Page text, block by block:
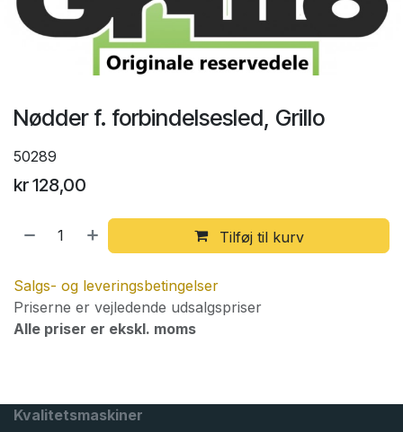
Nødder f. forbindelsesled, Grillo
50289
kr128,00
Tilføj til kurv
Salgs- og leveringsbetingelser
Priserne er vejledende udsalgspriser
Alle priser er ekskl. moms
Kvalitetsmaskiner